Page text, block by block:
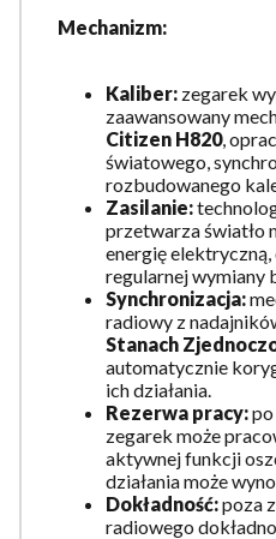
Mechanizm:
Kaliber: zegarek
zaawansowany
Citizen H820,
światowego,
rozbudowanego
Zasilanie:
przetwarza światło
energię
regularnej wymiany
Synchronizacja:
radiowy z
Stanach
automatycznie
ich działania.
Rezerwa pracy:po
zegarek może
aktywnej funkcji
działania może
Dokładność:poza
radiowego